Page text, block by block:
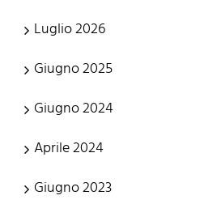
Luglio 2026
Giugno 2025
Giugno 2024
Aprile 2024
Giugno 2023